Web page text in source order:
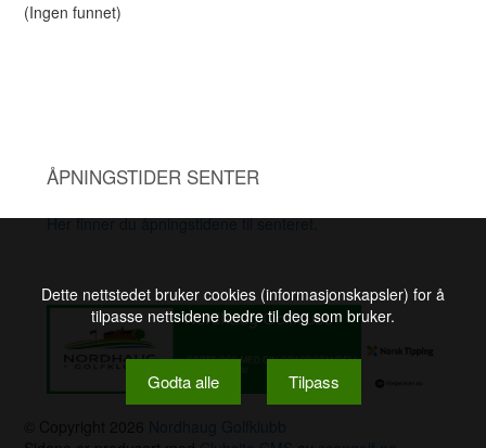
(Ingen funnet)
ÅPNINGSTIDER SENTER
Her finner du åpningstidene til senteret.
Dette nettstedet bruker cookies (informasjonskapsler) for å
tilpasse nettsidene bedre til deg som bruker.
Godta alle Tilpass